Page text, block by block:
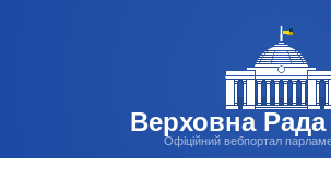
Верховна Рада
Офіційний вебпортал